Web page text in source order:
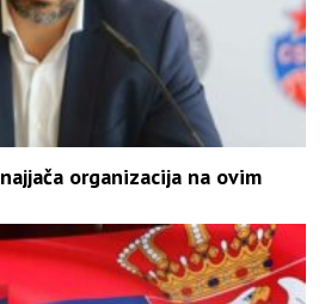
organizacija na ovim